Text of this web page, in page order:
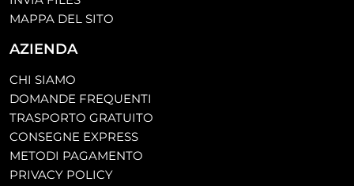
MAPPA DEL SITO
AZIENDA
CHI SIAMO
DOMANDE FREQUENTI
TRASPORTO GRATUITO
CONSEGNE EXPRESS
METODI PAGAMENTO
PRIVACY POLICY